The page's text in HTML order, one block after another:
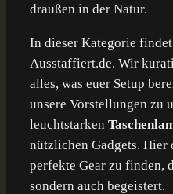
draußen in der Natur.
In dieser Kategorie
Ausstaffiert.de. Wir
alles, was euer Setup
unsere Vorstellungen zu
leuchtstarken
nützlichen Gadgets. Hier
perfekte Gear zu finden,
sondern auch begeistert.